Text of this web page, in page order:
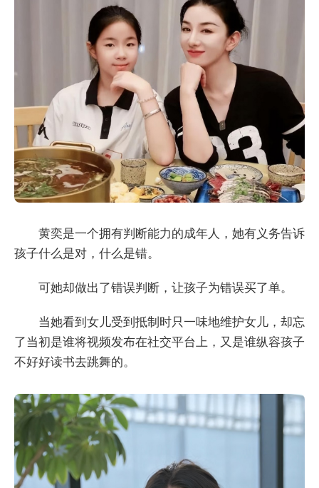
黄奕是一个拥有判断能力的成年人，她有义务告诉
孩子什么是对，什么是错。
可她却做出了错误判断，让孩子为错误买了单。
当她看到女儿受到抵制时只一味地维护女儿，却忘
了当初是谁将视频发布在社交平台上，又是谁纵容孩子
不好好读书去跳舞的。